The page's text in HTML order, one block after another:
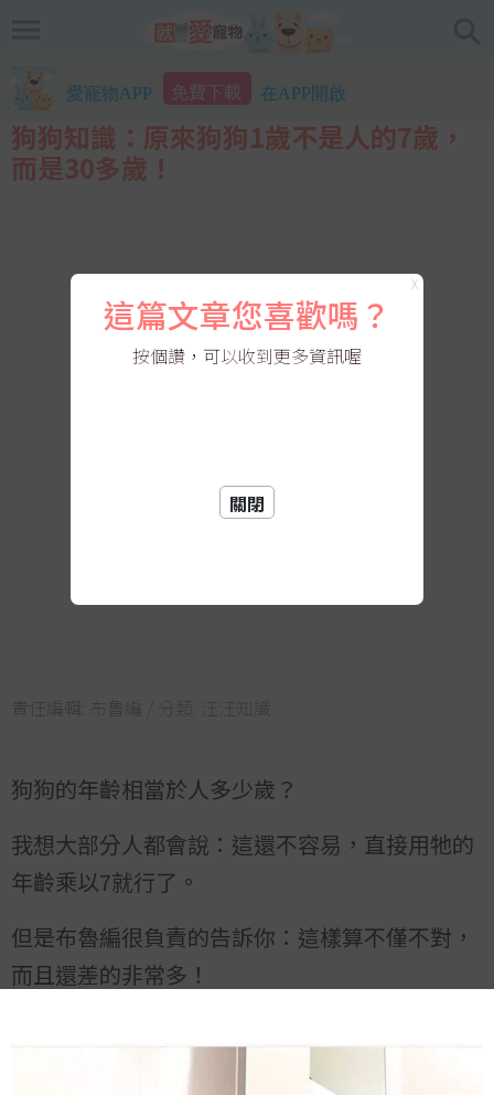
愛寵物APP 免費下載 在APP開啟
狗狗知識：原來狗狗1歲不是人的7歲，
而是30多歲！
責任編輯: 布魯編 / 分類: 汪汪知識
狗狗的年齡相當於人多少歲？
我想大部分人都會說：這還不容易，直接用牠的
年齡乘以7就行了。
但是布魯編很負責的告訴你：這樣算不僅不對，
而且還差的非常多！
X
這篇文章您喜歡嗎？
按個讚，可以收到更多資訊喔
關閉